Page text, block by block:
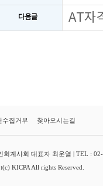
다음글 AT자
수집거부 찾아오시는길
계사회 대표자 최운열 | TEL :
KICPA All rights Reserved.